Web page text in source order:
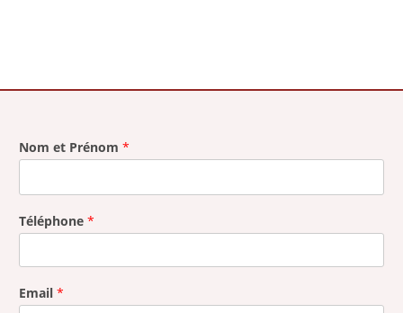
Nom et Prénom *
Téléphone *
Email *